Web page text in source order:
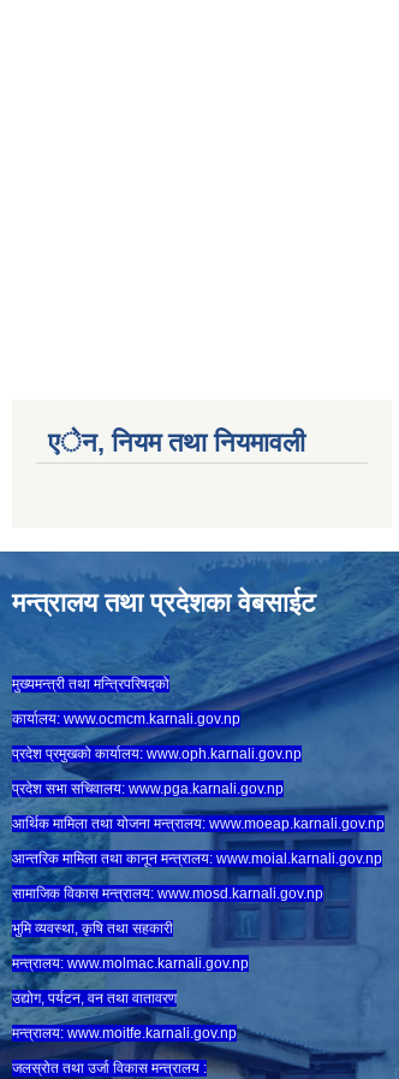
एेन, नियम तथा नियमावली
मन्त्रालय तथा प्रदेशका वेबसाईट
मुख्यमन्त्री तथा मन्त्रिपरिषद्को
कार्यालय: www.ocmcm.karnali.gov.np
प्रदेश प्रमुखको कार्यालय: www.oph.karnali.gov.np
प्रदेश सभा सचिवालय: www.pga.karnali.gov.np
आर्थिक मामिला तथा योजना मन्त्रालय: www.moeap.karnali.gov.np
आन्तरिक मामिला तथा कानून मन्त्रालय: www.moial.karnali.gov.np
सामाजिक विकास मन्त्रालय: www.mosd.karnali.gov.np
भुमि व्यवस्था, कृषि तथा सहकारी
मन्त्रालय: www.molmac.karnali.gov.np
उद्योग, पर्यटन, वन तथा वातावरण
मन्त्रालय: www.moitfe.karnali.gov.np
जलस्रोत तथा उर्जा विकास मन्त्रालय :